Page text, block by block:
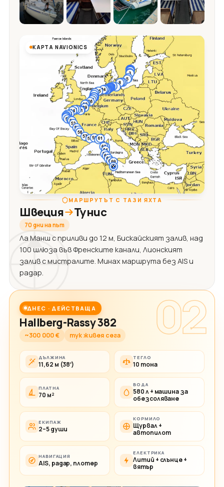
КАРТА NAVIONICS
МАРШРУТЪТ С ТАЗИ ЯХТА
Швеция Тунис
70 дни на път
Ла Манш с приливи до 12 м, Бискайският залив, над
100 шлюза във Френските канали, Лионският
залив с мистралите. Минах маршрута без AIS и
радар.
02
ДНЕС · ДЕЙСТВАЩА
Hallberg-Rassy 382
~300 000 € тук живея сега
ДЪЛЖИНА
11,62 м (38′)
ТЕГЛО
10 тона
ПЛАТНА
70 м²
ВОДА
580 л + машина за
обезсоляване
ЕКИПАЖ
2–5 души
КОРМИЛО
Щурвал +
автопилот
НАВИГАЦИЯ
AIS, радар, плотер
ЕЛЕКТРИКА
Литий + слънце +
вятър